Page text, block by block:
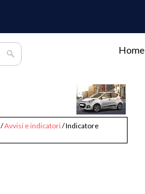
Home
/Avvisi e indicatori/ Indicatore